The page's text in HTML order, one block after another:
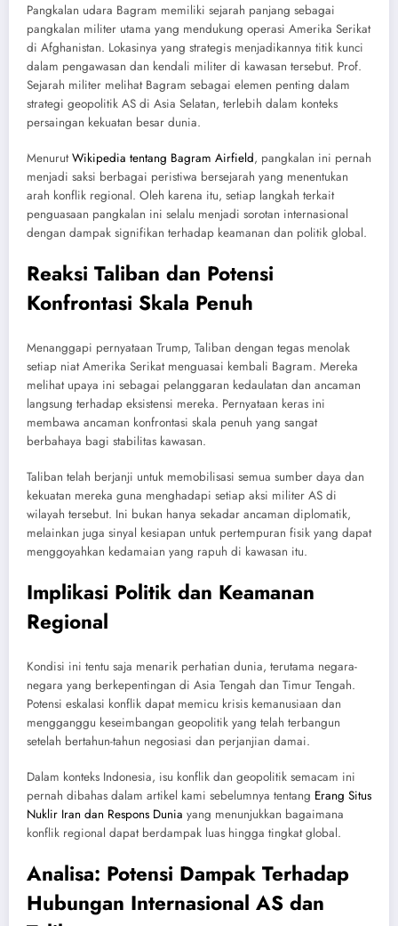
Pangkalan udara Bagram memiliki sejarah panjang sebagai
pangkalan militer utama yang mendukung operasi Amerika Serikat
di Afghanistan. Lokasinya yang strategis menjadikannya titik kunci
dalam pengawasan dan kendali militer di kawasan tersebut. Prof.
Sejarah militer melihat Bagram sebagai elemen penting dalam
strategi geopolitik AS di Asia Selatan, terlebih dalam konteks
persaingan kekuatan besar dunia.
MenurutWikipedia tentang Bagram Airfield, pangkalan ini pernah
menjadi saksi berbagai peristiwa bersejarah yang menentukan
arah konflik regional. Oleh karena itu, setiap langkah terkait
penguasaan pangkalan ini selalu menjadi sorotan internasional
dengan dampak signifikan terhadap keamanan dan politik global.
Reaksi Taliban dan Potensi
Konfrontasi Skala Penuh
Menanggapi pernyataan Trump, Taliban dengan tegas menolak
setiap niat Amerika Serikat menguasai kembali Bagram. Mereka
melihat upaya ini sebagai pelanggaran kedaulatan dan ancaman
langsung terhadap eksistensi mereka. Pernyataan keras ini
membawa ancaman konfrontasi skala penuh yang sangat
berbahaya bagi stabilitas kawasan.
Taliban telah berjanji untuk memobilisasi semua sumber daya dan
kekuatan mereka guna menghadapi setiap aksi militer AS di
wilayah tersebut. Ini bukan hanya sekadar ancaman diplomatik,
melainkan juga sinyal kesiapan untuk pertempuran fisik yang dapat
menggoyahkan kedamaian yang rapuh di kawasan itu.
Implikasi Politik dan Keamanan
Regional
Kondisi ini tentu saja menarik perhatian dunia, terutama negara-
negara yang berkepentingan di Asia Tengah dan Timur Tengah.
Potensi eskalasi konflik dapat memicu krisis kemanusiaan dan
mengganggu keseimbangan geopolitik yang telah terbangun
setelah bertahun-tahun negosiasi dan perjanjian damai.
Dalam konteks Indonesia, isu konflik dan geopolitik semacam ini
pernah dibahas dalam artikel kami sebelumnya tentang Erang Situs
Nuklir Iran dan Respons Dunia yang menunjukkan bagaimana
konflik regional dapat berdampak luas hingga tingkat global.
Analisa: Potensi Dampak Terhadap
Hubungan Internasional AS dan